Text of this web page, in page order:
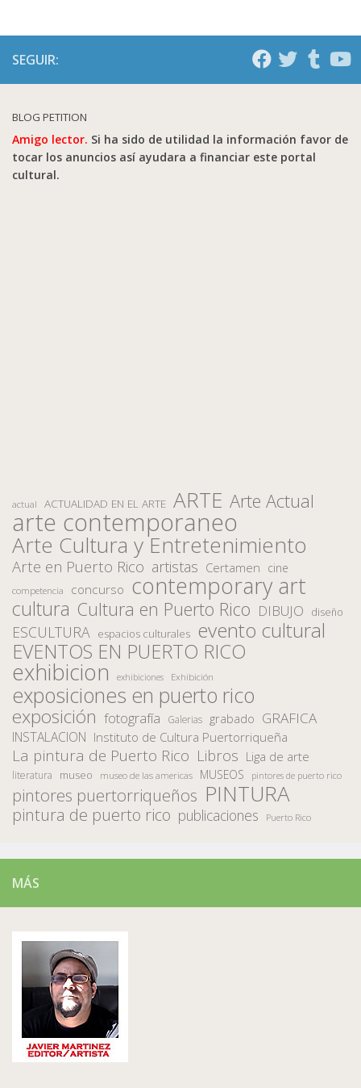
SEGUIR:
BLOG PETITION
Amigo lector. Si ha sido de utilidad la información favor de
tocar los anuncios así ayudara a financiar este portal
cultural.
actual ACTUALIDAD EN EL ARTE ARTE Arte Actual
arte contemporaneo
Arte Cultura y Entretenimiento
Arte en Puerto Rico artistas Certamen cine
competencia concurso contemporary art
cultura Cultura en Puerto Rico DIBUJO diseño
ESCULTURA espacios culturales evento cultural
EVENTOS EN PUERTO RICO
exhibicion exhibiciones Exhibición
exposiciones en puerto rico
exposición fotografía Galerias grabado GRAFICA
INSTALACION Instituto de Cultura Puertorriqueña
La pintura de Puerto Rico Libros Liga de arte
literatura museo museo de las americas MUSEOS pintores de puerto rico
pintores puertorriqueños PINTURA
pintura de puerto rico publicaciones Puerto Rico
MÁS